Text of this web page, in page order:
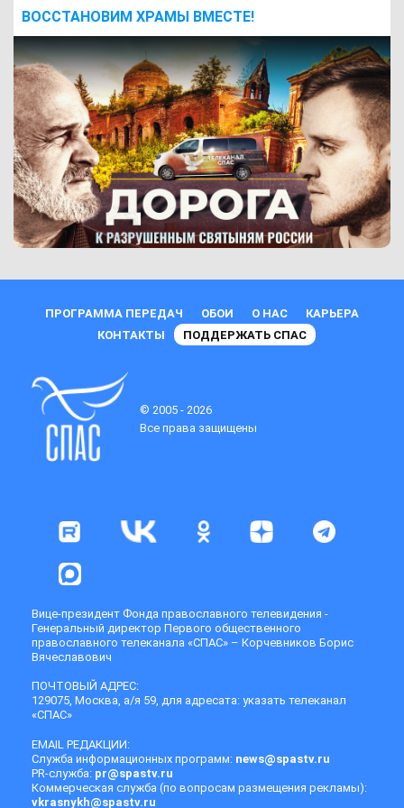
ВОCСТАНОВИМ ХРАМЫ ВМЕСТЕ!
ПРОГРАММА ПЕРЕДАЧ ОБОИ О НАС
КАРЬЕРА
КОНТАКТЫ
ПОДДЕРЖАТЬ СПАС
© 2005 - 2026
Все права защищены
Вице-президент Фонда православного телевидения -
Генеральный директор Первого общественного
православного телеканала «СПАС» – Корчевников Борис
Вячеславович
ПОЧТОВЫЙ АДРЕС:
129075, Москва, а/я 59, для адресата: указать телеканал
«СПАС»
EMAIL РЕДАКЦИИ:
Служба информационных программ: news@spastv.ru
PR-служба: pr@spastv.ru
Коммерческая служба (по вопросам размещения рекламы):
vkrasnykh@spastv.ru